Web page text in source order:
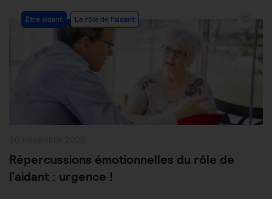
Post
Category:
Être aidant Le rôle de l'aidant
Répercussions émotionnelles du rôle de
l’aidant : urgence !